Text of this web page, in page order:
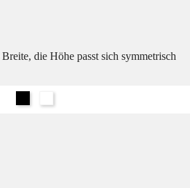
die Höhe passt sich symmetrisch